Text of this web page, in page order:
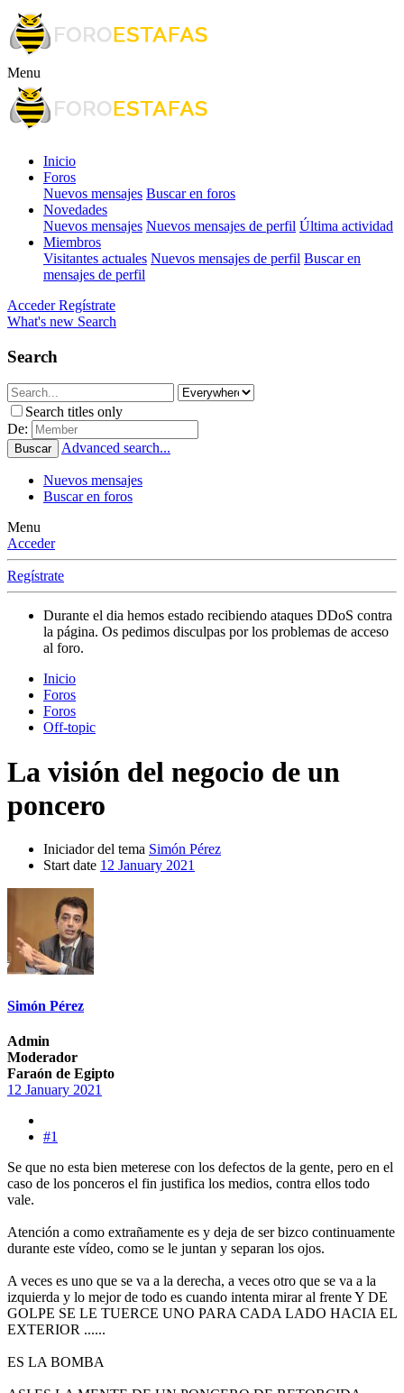
Menu
Inicio
Foros
Nuevos mensajes Buscar en foros
Novedades
Nuevos mensajes Nuevos mensajes de perfil Última actividad
Miembros
Visitantes actuales Nuevos mensajes de perfil Buscar en
mensajes de perfil
Acceder Regístrate
What's new Search
Search
Search titles only
De:
Buscar Advanced search...
Nuevos mensajes
Buscar en foros
Menu
Acceder
Regístrate
Durante el dia hemos estado recibiendo ataques DDoS contra
la página. Os pedimos disculpas por los problemas de acceso
al foro.
Inicio
Foros
Foros
Off-topic
La visión del negocio de un
poncero
Iniciador del tema Simón Pérez
Start date 12 January 2021
Simón Pérez
Admin
Moderador
Faraón de Egipto
12 January 2021
#1
Se que no esta bien meterese con los defectos de la gente, pero en el
caso de los ponceros el fin justifica los medios, contra ellos todo
vale.
Atención a como extrañamente es y deja de ser bizco continuamente
durante este vídeo, como se le juntan y separan los ojos.
A veces es uno que se va a la derecha, a veces otro que se va a la
izquierda y lo mejor de todo es cuando intenta mirar al frente Y DE
GOLPE SE LE TUERCE UNO PARA CADA LADO HACIA EL
EXTERIOR ......
ES LA BOMBA